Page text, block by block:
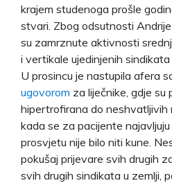
krajem studenoga prošle
stvari. Zbog odsutnosti
su zamrznute aktivnosti
i vertikale ujedinjenih
U prosincu je nastupila afera
ugovorom za liječnike, gdje su
hipertrofirana do neshvatljivih
kada se za pacijente
prosvjetu nije bilo niti kune.
pokušaj prijevare svih drugih
svih drugih sindikata u zemlji,